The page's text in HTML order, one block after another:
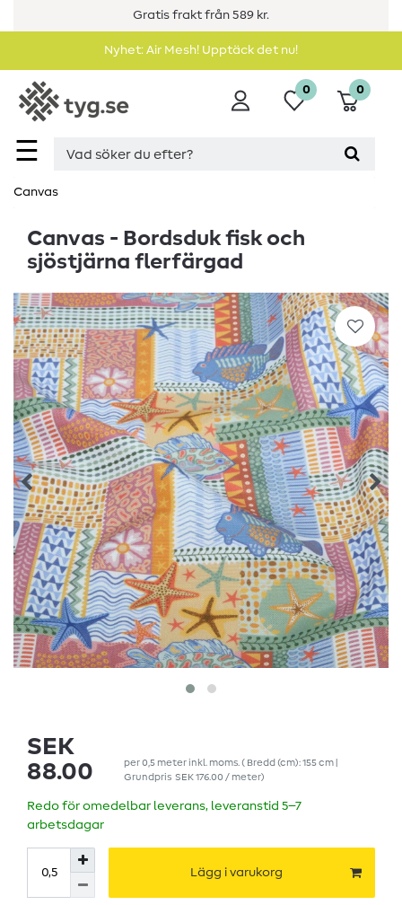
Gratis frakt från 589 kr.
Nyhet: Air Mesh! Upptäck det nu!
☰
0 0
Canvas
Canvas - Bordsduk fisk och
sjöstjärna flerfärgad
SEK
88.00
per0,5 meter inkl. moms.( Bredd (cm): 155 cm |
Grundpris SEK 176.00 / meter)
Redo för omedelbar leverans, leveranstid 5–7
arbetsdagar
Lägg i varukorg